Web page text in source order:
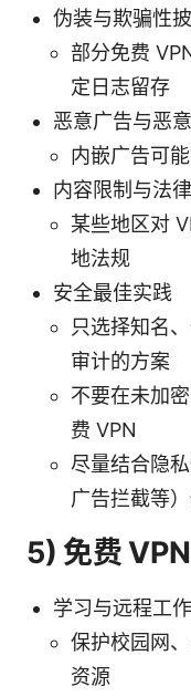
伪装与欺骗性
部分免费
定日志留存
恶意广告与恶
内嵌广告可
内容限制与法
某些地区对
地法规
安全最佳实践
只选择知名
审计的方案
不要在未加
费 VPN
尽量结合隐
广告拦截等
5) 免费
学习与远程工作
保护校园网
资源